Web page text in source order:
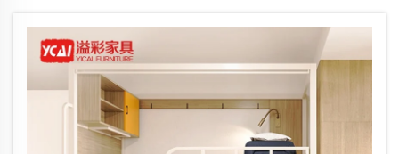
жакшы түшүнүү талап кылынат. Ата-
энелер...